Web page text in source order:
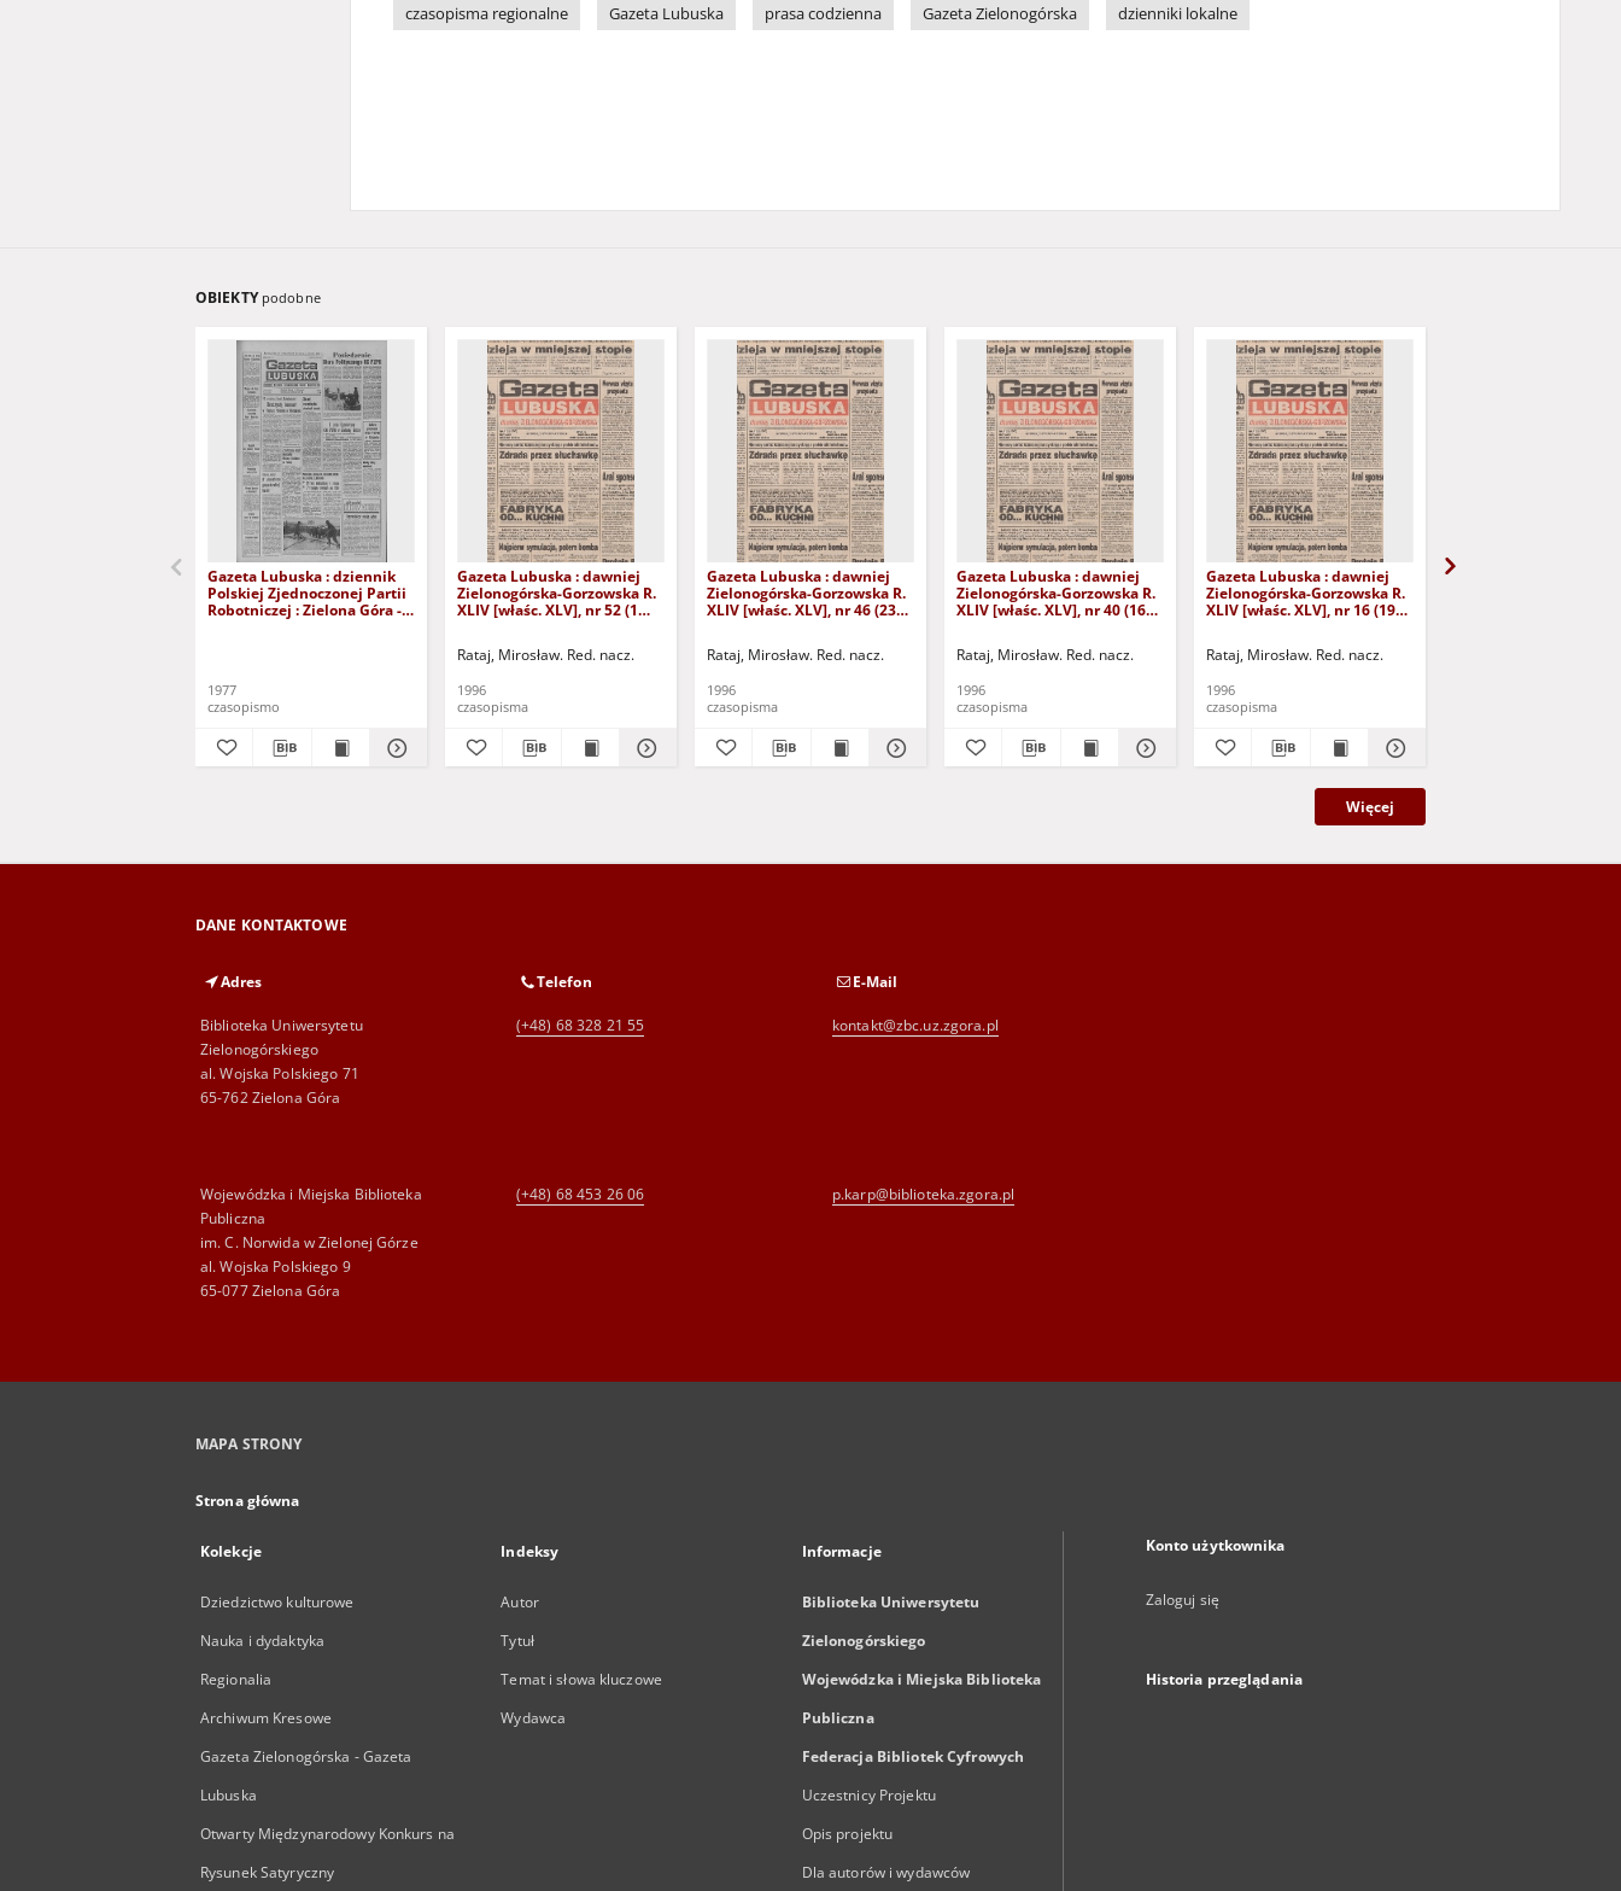
czasopisma regionalne
Gazeta Lubuska prasa codzienna Gazeta Zielonogórska dzienniki lokalne
OBIEKTY podobne
Gazeta Lubuska : dziennik
Polskiej Zjednoczonej Partii
Robotniczej : Zielona Góra -
1977
czasopismo
Gazeta Lubuska : dawniej
Zielonogórska-Gorzowska R.
XLIV [właśc. XLV], nr 52 (1
Rataj, Mirosław. Red. nacz.
1996
czasopisma
Gazeta Lubuska : dawniej
Zielonogórska-Gorzowska R.
XLIV [właśc. XLV], nr 46 (23
Rataj, Mirosław. Red. nacz.
1996
czasopisma
Gazeta Lubuska : dawniej
Zielonogórska-Gorzowska R.
XLIV [właśc. XLV], nr 40 (16
Rataj, Mirosław. Red. nacz.
1996
czasopisma
Gazeta Lubuska : dawniej
Zielonogórska-Gorzowska R.
XLIV [właśc. XLV], nr 16 (19
Rataj, Mirosław. Red. nacz.
1996
czasopisma
Więcej
DANE KONTAKTOWE
Adres
Biblioteka Uniwersytetu
Zielonogórskiego
al. Wojska Polskiego 71
65-762 Zielona Góra
Telefon
(+48) 68 328 21 55
E-Mail
kontakt@zbc.uz.zgora.pl
Wojewódzka i Miejska Biblioteka
Publiczna
im. C. Norwida w Zielonej Górze
al. Wojska Polskiego 9
65-077 Zielona Góra
(+48) 68 453 26 06 p.karp@biblioteka.zgora.pl
MAPA STRONY
Strona główna
Kolekcje
Dziedzictwo kulturowe
Nauka i dydaktyka
Regionalia
Archiwum Kresowe
Gazeta Zielonogórska - Gazeta
Lubuska
Otwarty Międzynarodowy Konkurs na
Rysunek Satyryczny
Indeksy
Autor
Tytuł
Temat i słowa kluczowe
Wydawca
Informacje
Biblioteka Uniwersytetu
Zielonogórskiego
Wojewódzka i Miejska Biblioteka
Publiczna
Federacja Bibliotek Cyfrowych
Uczestnicy Projektu
Opis projektu
Dla autorów i wydawców
Konto użytkownika
Zaloguj się
Historia przeglądania